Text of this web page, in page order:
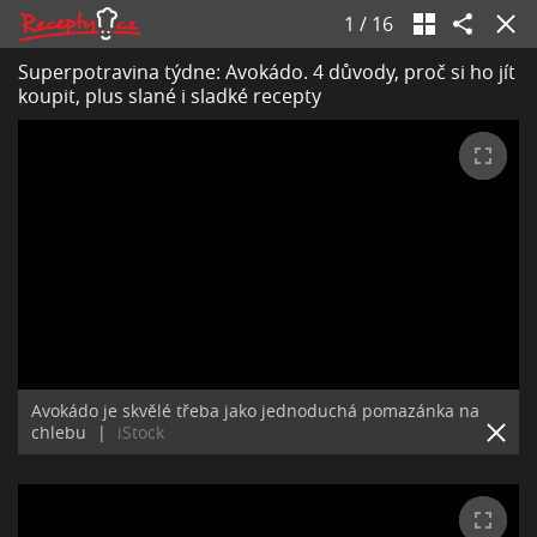
1 / 16
Superpotravina týdne: Avokádo. 4 důvody, proč si ho jít
koupit, plus slané i sladké recepty
Avokádo je skvělé třeba jako jednoduchá pomazánka na
chlebu
| iStock